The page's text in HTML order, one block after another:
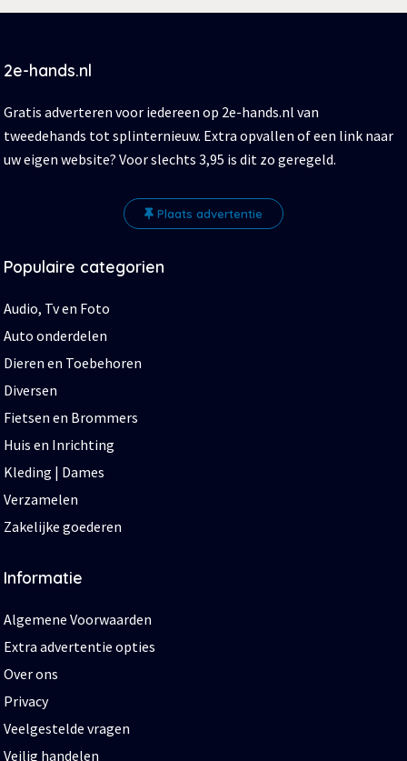
2e-hands.nl
Gratis adverteren voor iedereen op 2e-hands.nl van
tweedehands tot splinternieuw. Extra opvallen of een link naar
uw eigen website? Voor slechts 3,95 is dit zo geregeld.
Plaats advertentie
Populaire categorien
Audio, Tv en Foto
Auto onderdelen
Dieren en Toebehoren
Diversen
Fietsen en Brommers
Huis en Inrichting
Kleding | Dames
Verzamelen
Zakelijke goederen
Informatie
Algemene Voorwaarden
Extra advertentie opties
Over ons
Privacy
Veelgestelde vragen
Veilig handelen